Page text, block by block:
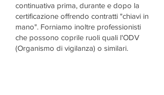
continuativa prima, durante e dopo la
certificazione offrendo contratti "chiavi in
mano". Forniamo inoltre professionisti
che possono coprile ruoli quali l'ODV
(Organismo di vigilanza) o similari.